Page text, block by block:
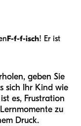
F-f-f-isch! Er ist
geben Sie
sich Ihr Kind wie
es, Frustration
zu
Druck.